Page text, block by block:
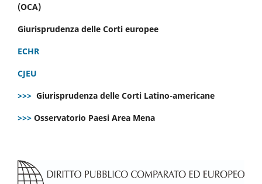
(OCA)
Giurisprudenza delle Corti europee
ECHR
CJEU
>>> Giurisprudenza delle Corti Latino-americane
>>> Osservatorio Paesi Area Mena